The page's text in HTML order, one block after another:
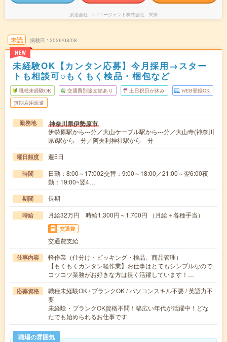
派遣会社 UTエージェント株式会社 関東
未読
NEW
掲載日 2026/08/08
未経験OK【カンタン応募】今月採用→スター
トも相談可○もくもく検品・梱包など
職種未経験OK 交通費別途支給あり 土日祝日が休み WEB登録OK
無期雇用派遣
勤務地 神奈川県伊勢原市
伊勢原駅から---分／大山ケーブル駅から---分／大山寺(神奈川
県)駅から---分／阿夫利神社駅から---分
曜日頻度 週5日
時間
日勤：8:00～17:002交替：9:00～18:00／21:00～翌6:00夜
勤：19:00~翌4…
期間 長期
時給 月給32万円 時給1,300円～1,700円 （月給＋各種手当）
交通費
交通費支給
仕事内容
軽作業（仕分け・ピッキング・検品、商品管理）
【もくもくカンタン軽作業】お仕事はとてもシンプルなので
コツコツ業務がお好きな方は長く活躍しています！…
応募資格
職種未経験OK / ブランクOK / パソコンスキル不要 / 英語力不
要
未経験・ブランクOK資格不問！幅広い年代が活躍中！どな
たでも始められるお仕事です
職場の雰囲気